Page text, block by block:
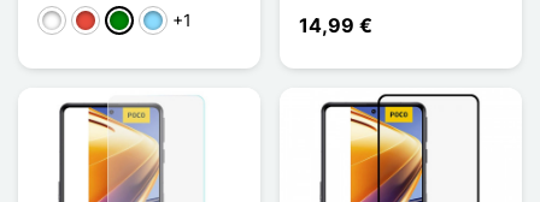
BlancoRojoVerdeAzul claro
+1 14,99 €